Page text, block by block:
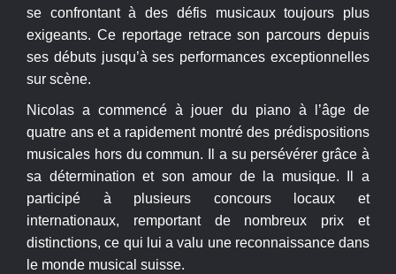
se confrontant à des défis musicaux toujours plus
exigeants. Ce reportage retrace son parcours depuis
ses débuts jusqu’à ses performances exceptionnelles
sur scène.
Nicolas a commencé à jouer du piano à l’âge de
quatre ans et a rapidement montré des prédispositions
musicales hors du commun. Il a su persévérer grâce à
sa détermination et son amour de la musique. Il a
participé à plusieurs concours locaux et
internationaux, remportant de nombreux prix et
distinctions, ce qui lui a valu une reconnaissance dans
le monde musical suisse.